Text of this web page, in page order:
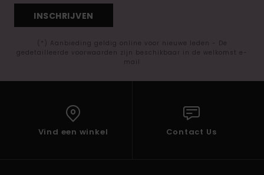
INSCHRIJVEN
(*) Aanbieding geldig online voor nieuwe leden - De
gedetailleerde voorwaarden zijn beschikbaar in de welkomst e-
mail
Vind een winkel Contact Us